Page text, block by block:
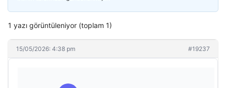
1 yazı görüntüleniyor (toplam 1)
15/05/2026: 4:38 pm #19237